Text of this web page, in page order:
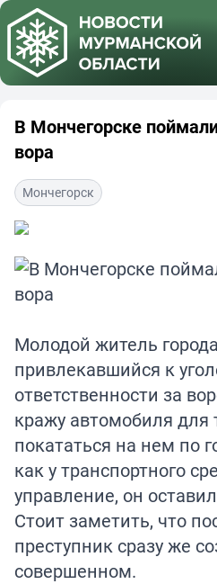
В Мончегорске
вора
Мончегорск
Молодой житель
привлекавшийся к
ответственности за
кражу автомобиля для
покататься на нем по
как у транспортного
управление, он
Стоит заметить, что
преступник сразу же
совершенном.